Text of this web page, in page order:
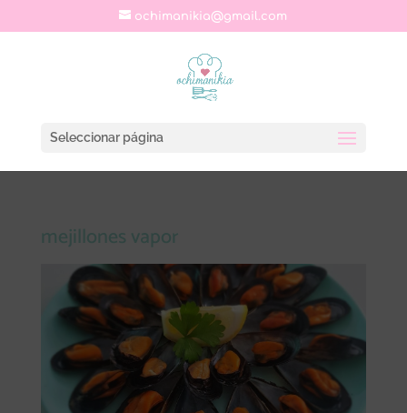
ochimanikia@gmail.com
Seleccionar página
mejillones vapor